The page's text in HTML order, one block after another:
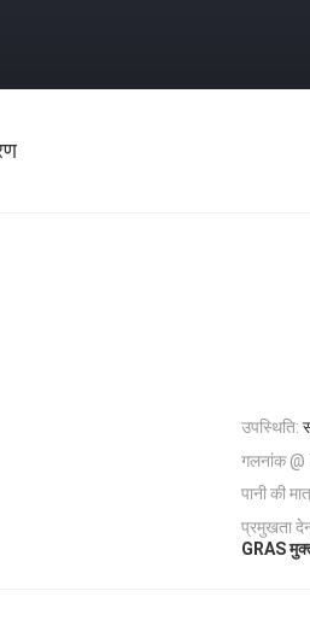
उपस्थिति:
गलनांक
पानी की
प्रमुखता
GRAS